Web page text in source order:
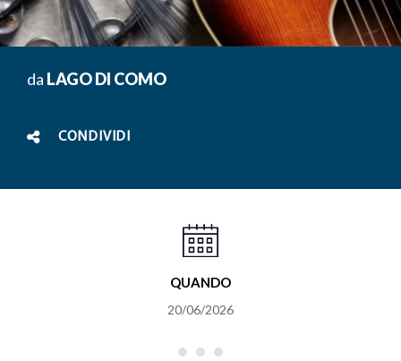
da LAGO DI COMO
CONDIVIDI
QUANDO
20/06/2026